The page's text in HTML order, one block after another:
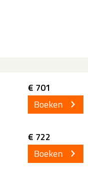
€ 701
Boeken
€ 722
Boeken